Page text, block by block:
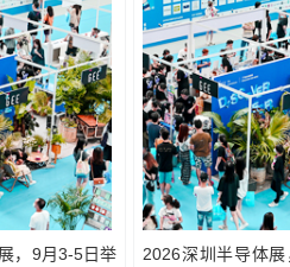
，9月3-5日举
2026深圳半导体